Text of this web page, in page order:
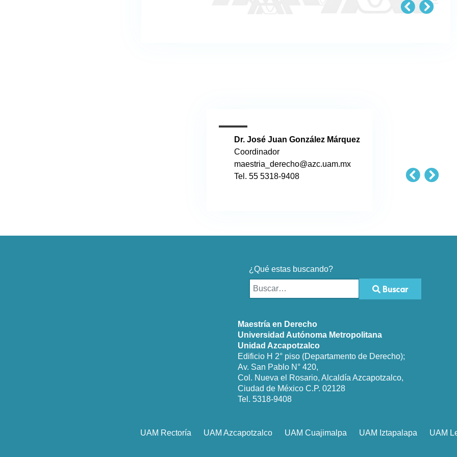
Dr. José Juan González Márquez
Coordinador
maestria_derecho@azc.uam.mx
Tel. 55 5318-9408
¿Qué estas buscando?
Buscar
Maestría en Derecho
Universidad Autónoma Metropolitana
Unidad Azcapotzalco
Edificio H 2° piso (Departamento de Derecho);
Av. San Pablo N° 420,
Col. Nueva el Rosario, Alcaldía Azcapotzalco,
Ciudad de México C.P. 02128
Tel. 5318-9408
UAM Rectoría UAM Azcapotzalco UAM Cuajimalpa UAM Iztapalapa UAM